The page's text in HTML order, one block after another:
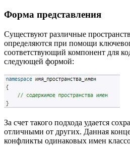
Форма представления
Существуют различные
определяются при помощи
соответствующий компонент для
следующей формой:
За счет такого подхода удается
отличными от других. Данная
конфликты одинаковых имен